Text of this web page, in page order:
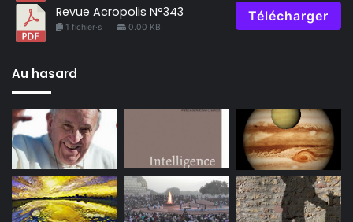
Revue Acropolis N°343
1 fichier·s 0.00 KB
Télécharger
Au hasard